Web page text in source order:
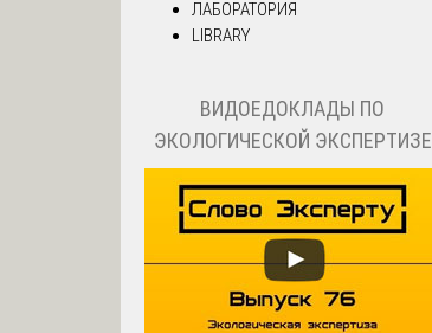
ЛАБОРАТОРИЯ
LIBRARY
ВИДОЕДОКЛАДЫ ПО
ЭКОЛОГИЧЕСКОЙ ЭКСПЕРТИЗЕ